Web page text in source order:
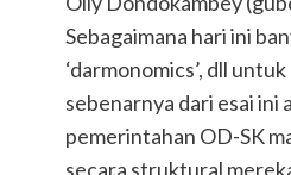
Sebagaimana hari ini
‘darmonomics’, dll
sebenarnya dari esai ini
pemerintahan OD-SK
secara struktural